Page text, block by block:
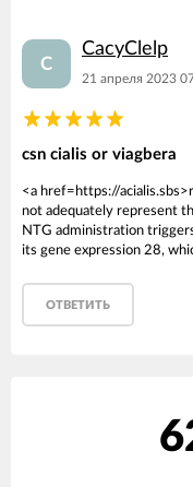
C
CacyClelp
21 апреля 2023
csn cialis or viagbera
<a href=https://
not adequately represent
NTG administration
its gene expression 28,
ОТВЕТИТЬ